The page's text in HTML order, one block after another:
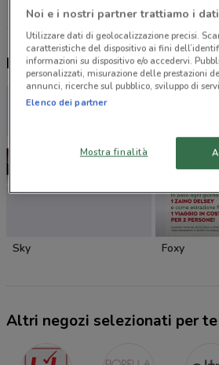
Nuovi prodotti da provare
Sky Foxy
Altri negozi selezionati per te
Noi e i nostri partner trattiamo i
Utilizzare dati di geolocalizzazione precisi.
caratteristiche del dispositivo ai fini
informazioni su dispositivo e/o accedervi.
personalizzati, misurazione delle prestazioni
annunci, ricerche sul pubblico, sviluppo di
Elenco dei partner
Mostra finalità